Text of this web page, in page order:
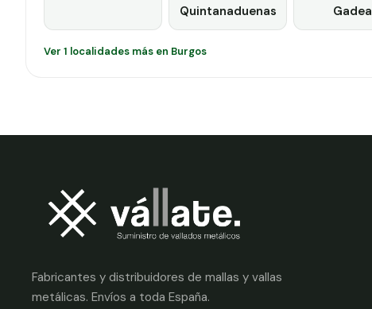
Quintanaduenas
Gadea
Ver 1 localidades más en Burgos
Fabricantes y distribuidores de mallas y vallas
metálicas. Envíos a toda España.